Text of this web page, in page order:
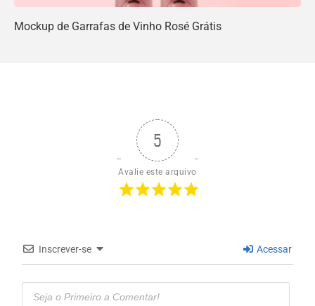
Mockup de Garrafas de Vinho Rosé Grátis
5
Avalie este arquivo
Inscrever-se Acessar